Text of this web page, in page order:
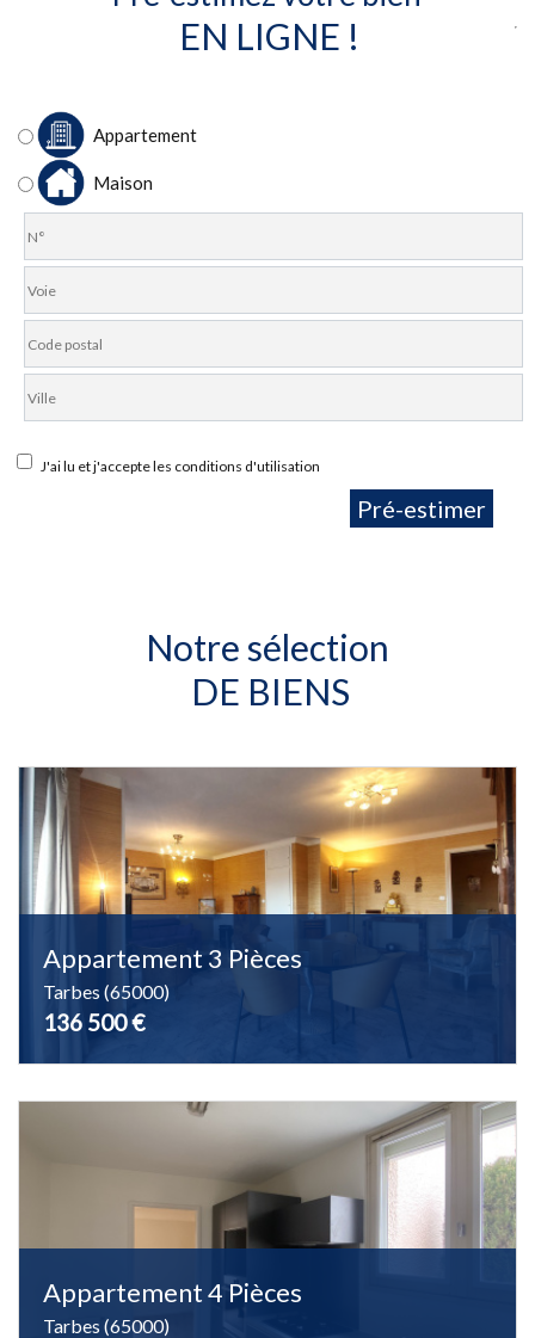
Critères supplémentaires
Piscine
EN LIGNE !
Appartement
Maison
J'ai lu et j'accepte les conditions d'utilisation
Pré-estimer
Notre sélection
DE BIENS
Appartement 3 Pièces
Tarbes (65000)
136 500 €
Appartement 4 Pièces
Tarbes (65000)